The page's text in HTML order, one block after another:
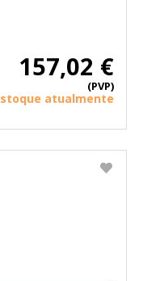
157,02 €
(PVP)
atualmente